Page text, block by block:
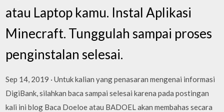
atau Laptop kamu. Instal Aplikasi
Minecraft. Tunggulah sampai proses
penginstalan selesai.
Sep 14, 2019 · Untuk kalian yang penasaran mengenai informasi
DigiBank, silahkan baca sampai selesai karena pada postingan
kali ini blog Baca Doeloe atau BADOEL akan membahas secara